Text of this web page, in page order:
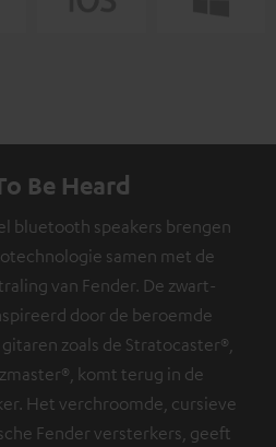
Be Heard
bluetooth speakers brengen
samen met de
van Fender. De zwart-
door de beroemde
zoals de Stratocaster®,
komt terug in de
Het verchroomde, cursieve
Fender versterkers, geeft